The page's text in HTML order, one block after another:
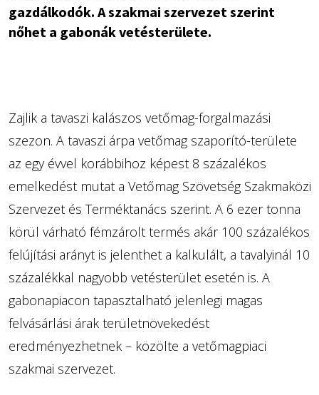
gazdálkodók. A szakmai szervezet szerint
nőhet a gabonák vetésterülete.
Zajlik a tavaszi kalászos vetőmag-forgalmazási
szezon. A tavaszi árpa vetőmag szaporító-területe
az egy évvel korábbihoz képest 8 százalékos
emelkedést mutat a Vetőmag Szövetség Szakmaközi
Szervezet és Terméktanács szerint. A 6 ezer tonna
körül várható fémzárolt termés akár 100 százalékos
felújítási arányt is jelenthet a kalkulált, a tavalyinál 10
százalékkal nagyobb vetésterület esetén is. A
gabonapiacon tapasztalható jelenlegi magas
felvásárlási árak területnövekedést
eredményezhetnek – közölte a vetőmagpiaci
szakmai szervezet.